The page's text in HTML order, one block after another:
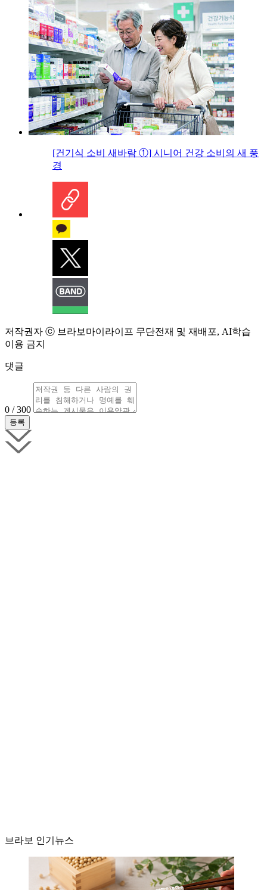
[건기식 소비 새바람 ①] 시니어 건강 소비의 새 풍
경
저작권자 ⓒ 브라보마이라이프 무단전재 및 재배포, AI학습
이용 금지
댓글
0 / 300
브라보 인기뉴스